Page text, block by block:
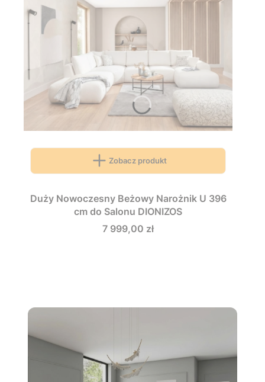
Zobacz produkt
Duży Nowoczesny Beżowy Narożnik U 396
cm do Salonu DIONIZOS
Cena
7 999,00 zł